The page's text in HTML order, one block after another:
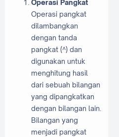
Operasi Pangkat
Operasi pangkat
dilambangkan
dengan tanda
pangkat (^) dan
digunakan untuk
menghitung hasil
dari sebuah bilangan
yang dipangkatkan
dengan bilangan lain.
Bilangan yang
menjadi pangkat